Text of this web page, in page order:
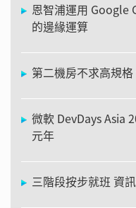
恩智浦運用 Google
的邊緣運算
第二機房不求高規
微軟 DevDays Asia
元年
三階段按步就班 資